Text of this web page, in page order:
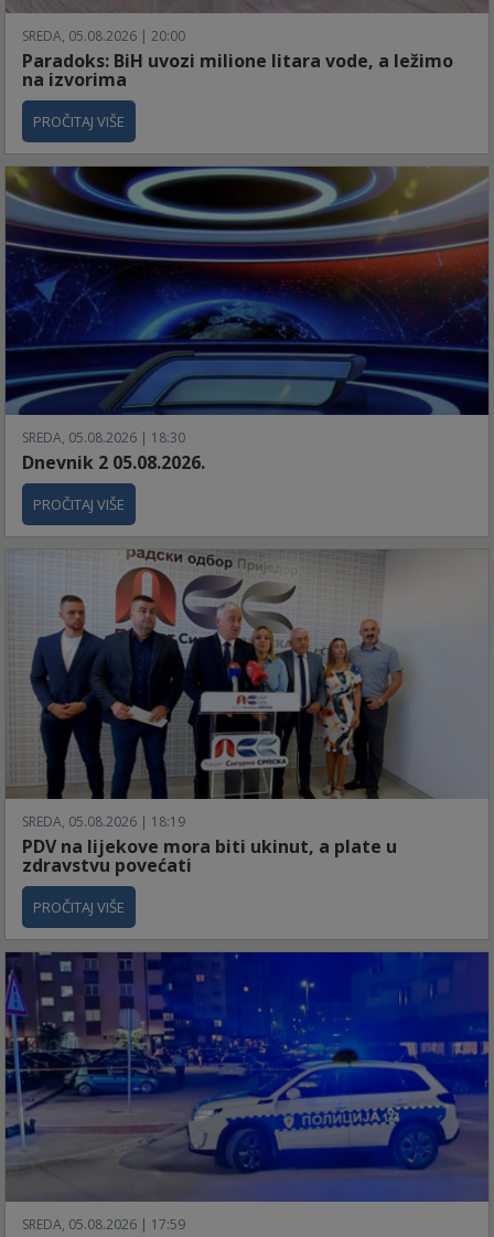
SREDA, 05.08.2026 | 20:00
Paradoks: BiH uvozi milione litara vode, a ležimo
na izvorima
PROČITAJ VIŠE
SREDA, 05.08.2026 | 18:30
Dnevnik 2 05.08.2026.
PROČITAJ VIŠE
SREDA, 05.08.2026 | 18:19
PDV na lijekove mora biti ukinut, a plate u
zdravstvu povećati
PROČITAJ VIŠE
SREDA, 05.08.2026 | 17:59